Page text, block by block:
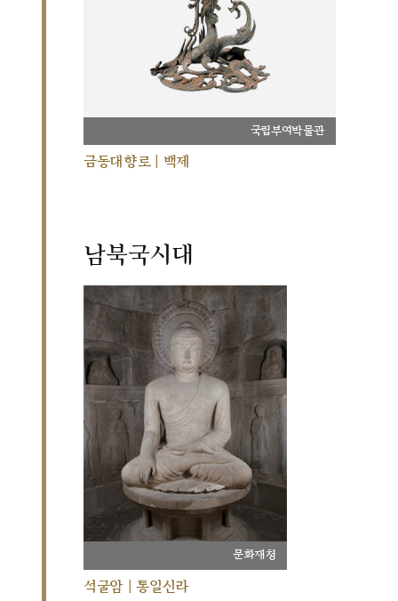
국립부여박물관
금동대향로 | 백제
남북국시대
문화재청
석굴암 | 통일신라